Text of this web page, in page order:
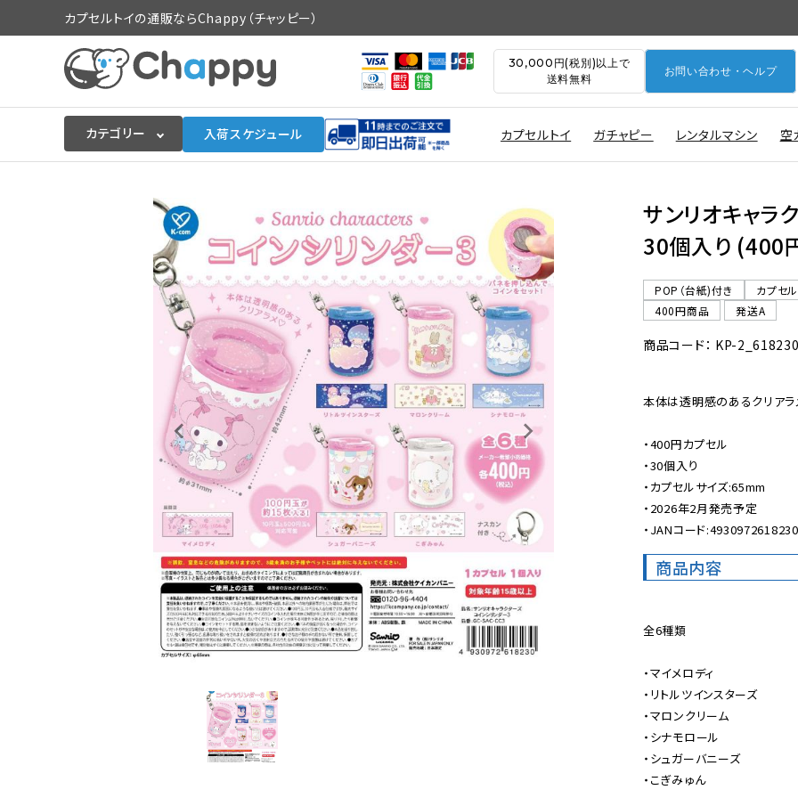
カプセルトイの通販ならChappy（チャッピー）
30,000円(税別)以上で
送料無料
お問い合わせ・ヘルプ
カテゴリー 入荷スケジュール カプセルトイ ガチャピー レンタルマシン 空
入荷スケジュールをチェック
カプセルトイマシン本体
販促用カプセルトイ
よくあるご質問
ご利用ガイド
06-6282-7659
サンリオキャラ
30個入り (400
POP（台紙)付き
カプセ
400円商品
発送A
商品コード： KP-
本体は透明感のあるクリアラ
・400円カプセル
・30個入り
・カプセルサイズ:65mm
・2026年2月発売予定
・JANコード:4930972618230
商品内容
全6種類
・マイメロディ
・リトルツインスターズ
・マロンクリーム
・シナモロール
・シュガーバニーズ
・こぎみゅん